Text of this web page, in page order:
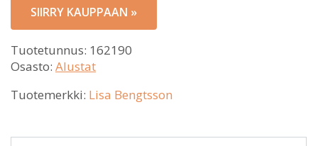
SIIRRY KAUPPAAN »
Tuotetunnus: 162190
Osasto: Alustat
Tuotemerkki: Lisa Bengtsson